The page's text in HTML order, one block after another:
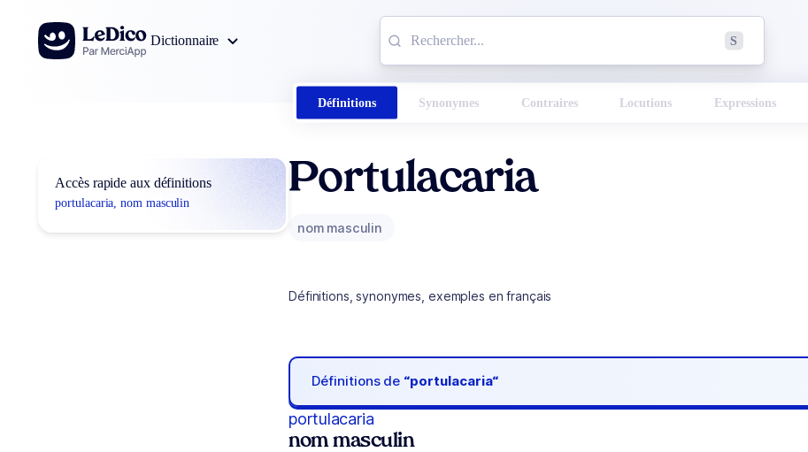
Aller au contenu
Dictionnaire
S
Définitions Synonymes Contraires Locutions Expressions
Accès rapide aux définitions
portulacaria, nom masculin
Portulacaria
nom masculin
Définitions, synonymes, exemples en français
Définitions de “portulacaria“
portulacaria
nom masculin